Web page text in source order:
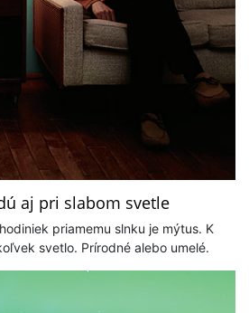
aj pri slabom svetle
priamemu slnku je mýtus. K
svetlo. Prírodné alebo umelé.